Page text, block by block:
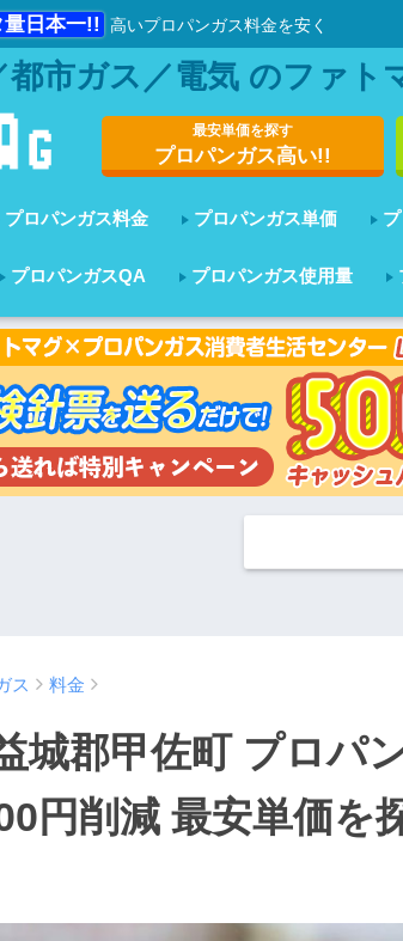
日本一!! 高いプロパンガス料金を安く
市ガス／電気 のファト
最安単価を探す
プロパンガス高い!!
プロパンガス料金 プロパンガス単価
プロパンガスQA プロパンガス使用量
ス 料金
城郡甲佐町 プロパ
円削減 最安単価を